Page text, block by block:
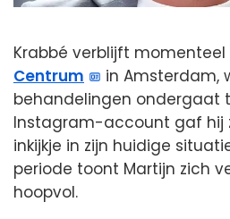
Krabbé verblijft momenteel
Centrum
in Amsterdam,
behandelingen ondergaat
Instagram-account gaf hij
inkijkje in zijn huidige
periode toont Martijn zich
hoopvol.